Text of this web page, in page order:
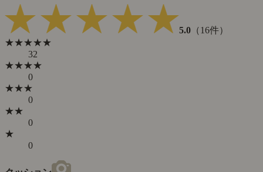
5.0 （16件）
★★★★★
32
★★★★
0
★★★
0
★★
0
★
0